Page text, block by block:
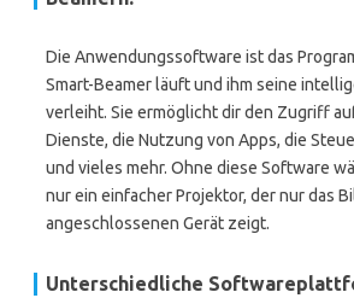
Die Anwendungssoftware ist das
Smart-Beamer läuft und ihm seine
verleiht. Sie ermöglicht dir den Zugriff
Dienste, die Nutzung von Apps, die
und vieles mehr. Ohne diese Software
nur ein einfacher Projektor, der nur das
angeschlossenen Gerät zeigt.
Unterschiedliche